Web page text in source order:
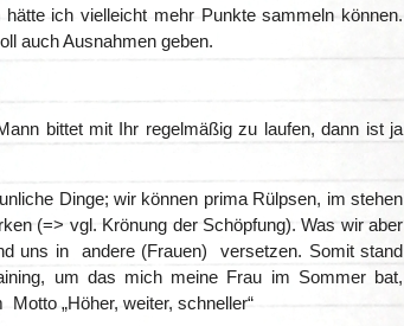
ich vielleicht mehr Punkte sammeln können.
auch Ausnahmen geben.
bittet mit Ihr regelmäßig zu laufen, dann ist ja
Dinge; wir können prima Rülpsen, im stehen
(=> vgl. Krönung der Schöpfung). Was wir aber
uns in andere (Frauen) versetzen. Somit stand
um das mich meine Frau im Sommer bat,
„Höher, weiter, schneller“